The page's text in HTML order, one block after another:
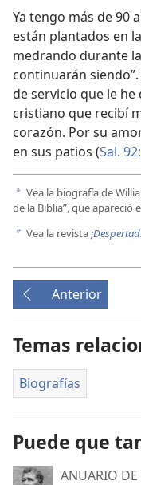
Ya tengo más de 90
están plantados en
medrando durante
continuarán
de servicio que le he
cristiano que recibí
corazón. Por su
en sus patios (Sal.
a Vea la biografía de
de la Biblia”, que apareció
b Vea la revista
Anterior
Temas
Biografías
Puede que
ANUARIO DE